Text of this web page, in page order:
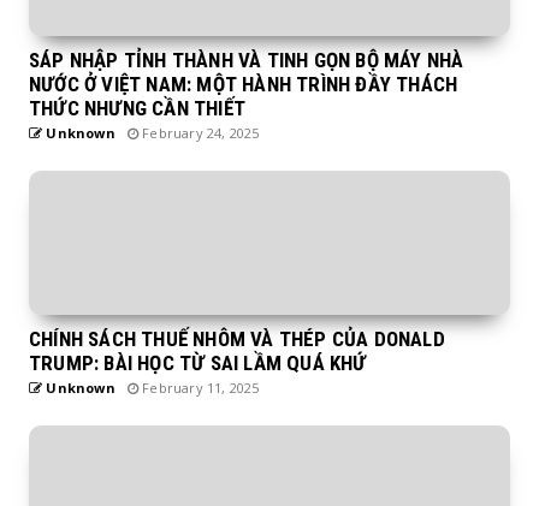
SÁP NHẬP TỈNH THÀNH VÀ TINH GỌN BỘ MÁY NHÀ
NƯỚC Ở VIỆT NAM: MỘT HÀNH TRÌNH ĐẦY THÁCH
THỨC NHƯNG CẦN THIẾT
Unknown February 24, 2025
CHÍNH SÁCH THUẾ NHÔM VÀ THÉP CỦA DONALD
TRUMP: BÀI HỌC TỪ SAI LẦM QUÁ KHỨ
Unknown February 11, 2025